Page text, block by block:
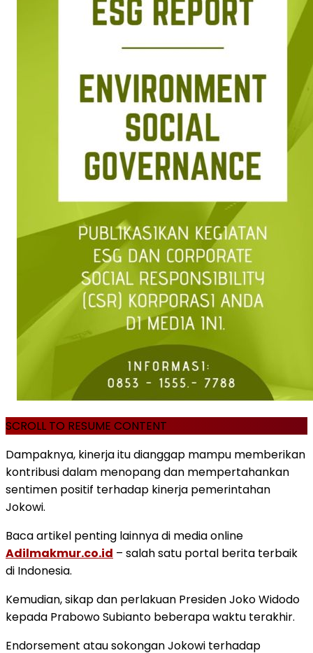
SCROLL TO RESUME CONTENT
Dampaknya, kinerja itu dianggap mampu memberikan
kontribusi dalam menopang dan mempertahankan
sentimen positif terhadap kinerja pemerintahan
Jokowi.
Baca artikel penting lainnya di media online
Adilmakmur.co.id – salah satu portal berita terbaik
di Indonesia.
Kemudian, sikap dan perlakuan Presiden Joko Widodo
kepada Prabowo Subianto beberapa waktu terakhir.
Endorsement atau sokongan Jokowi terhadap